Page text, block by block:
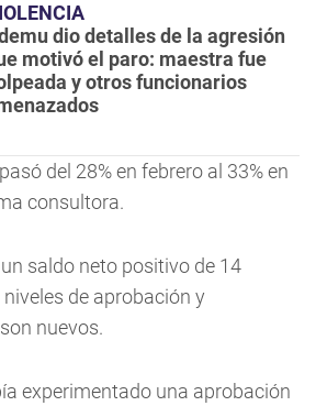
dio detalles de la agresión
motivó el paro: maestra fue
y otros funcionarios
del 28% en febrero al 33% en
consultora.
saldo neto positivo de 14
de aprobación y
nuevos.
experimentado una aprobación